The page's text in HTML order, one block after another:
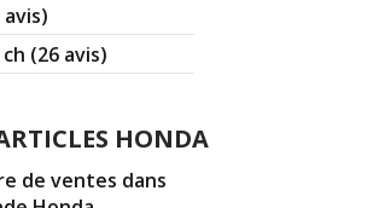
avis)
ch (26 avis)
HONDA
de ventes dans